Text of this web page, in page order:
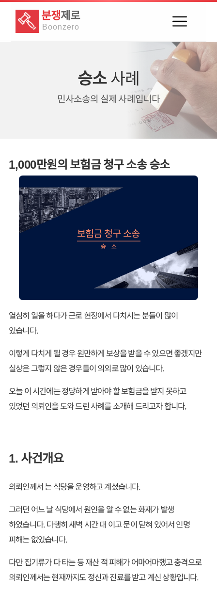
분쟁제로
Boonzero
승소사례
민사소송의 실제 사례입니다
1,000만원의 보험금 청구 소송 승소
열심히 일을 하다가 근로 현장에서 다치시는 분들이 많이
있습니다.
이렇게 다치게 될 경우 원만하게 보상을 받을 수 있으면 좋겠지만
실상은 그렇지 않은 경우들이 의외로 많이 있습니다.
오늘 이 시간에는 정당하게 받아야 할 보험금을 받지 못하고
있었던 의뢰인을 도와 드린 사례를 소개해 드리고자 합니다,
1. 사건개요
의뢰인께서 는 식당을 운영하고 계셨습니다.
그러던 어느 날 식당에서 원인을 알 수 없는 화재가 발생
하였습니다. 다행히 새벽 시간 대 이고 문이 닫혀 있어서 인명
피해는 없었습니다.
다만 집기류가 다 타는 등 재산 적 피해가 어마어마했고 충격으로
의뢰인께서는 현재까지도 정신과 진료를 받고 계신 상황입니다.